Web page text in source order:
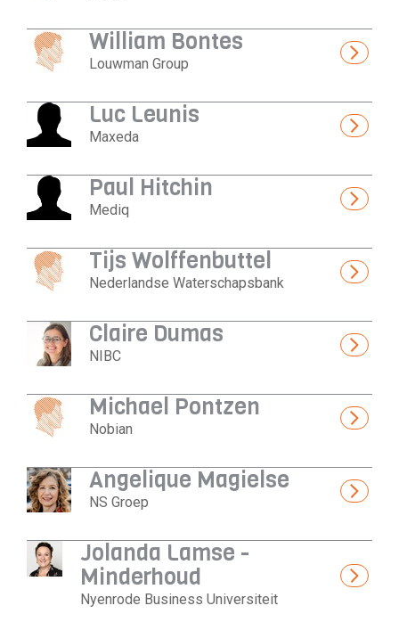
William Bontes
Louwman Group
Luc Leunis
Maxeda
Paul Hitchin
Mediq
Tijs Wolffenbuttel
Nederlandse Waterschapsbank
Claire Dumas
NIBC
Michael Pontzen
Nobian
Angelique Magielse
NS Groep
Jolanda Lamse -
Minderhoud
Nyenrode Business Universiteit